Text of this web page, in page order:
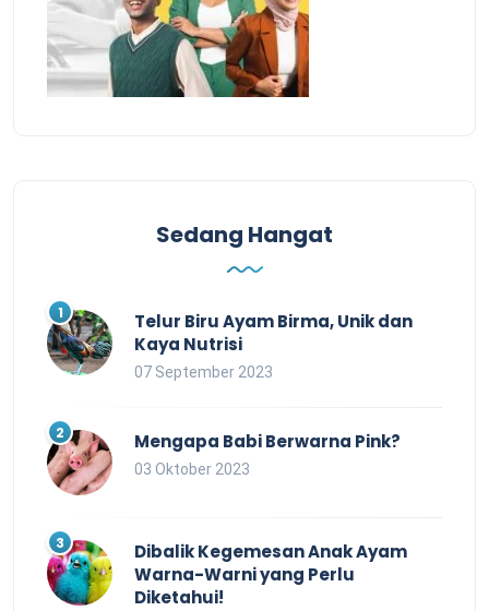
Sedang Hangat
Telur Biru Ayam Birma, Unik dan
Kaya Nutrisi
07 September 2023
Mengapa Babi Berwarna Pink?
03 Oktober 2023
Dibalik Kegemesan Anak Ayam
Warna-Warni yang Perlu
Diketahui!